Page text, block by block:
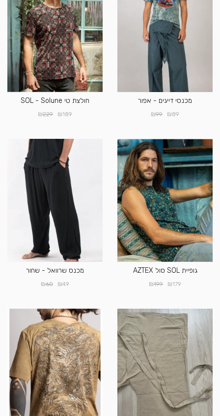
מכנסי דייגים - אפור
₪89
₪99
חולצת טי SOL - Solune
₪189
₪229
גופיית SOL סול AZTEX
₪179
₪199
מכנס שרוואל - שחור
₪49
₪60